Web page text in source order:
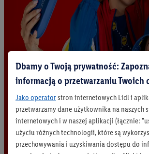
Dbamy o Twoją prywatność:
informacją o przetwarzaniu Twoich
Jako operatorstron internetowych Lidl i
przetwarzamy dane użytkownika na naszych
internetowych i w naszej aplikacji (łącznie:
użyciu różnych technologii, które są
przechowywania i uzyskiwania dostępu do